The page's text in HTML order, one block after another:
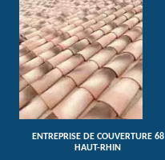
ENTREPRISE DE COUVERTURE 68
HAUT-RHIN